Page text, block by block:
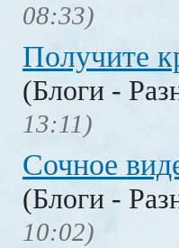
08:33)
Получите
(Блоги -
13:11)
Сочное
(Блоги -
10:02)